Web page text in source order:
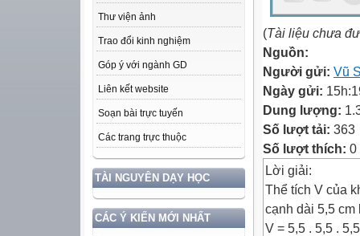
Thư viện ảnh
Trao đổi kinh nghiệm
Góp ý với ngành GD
Liên kết website
Soạn bài trực tuyến
Các trang trực thuộc
TÀI NGUYÊN DẠY HỌC
CÁC Ý KIẾN MỚI NHẤT
(Tài liệu chưa
Nguồn:
Người gửi: Vũ
Ngày gửi:
Dung lượng:
Số lượt tải: 363
Số lượt thích: 0
Lời giải:
Thể tích V của
cạnh dài 5,5 cm
V = 5,5 . 5,5 .